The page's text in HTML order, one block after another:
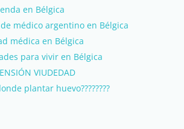
en Bélgica
médico argentino en Bélgica
médica en Bélgica
para vivir en Bélgica
VIUDEDAD
plantar huevo????????